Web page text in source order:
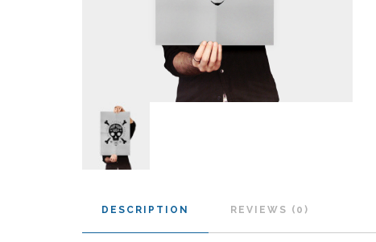
DESCRIPTION REVIEWS (0)